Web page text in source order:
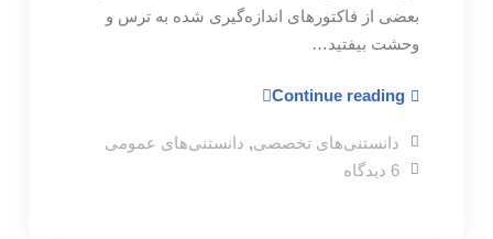
بعضی از فاکتور‌های اندازه‌گیری شده به ترس و
وحشت بیفتید…
Continue reading
آموزش
برگه
آزمایش
دانستنی‌های تخصصی, دانستنی‌های عمومی
6 دیدگاه
برای